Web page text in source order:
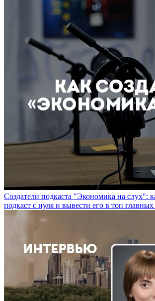
Создатели подкаста "Экономика на слух":
подкаст с нуля и вывести его в топ